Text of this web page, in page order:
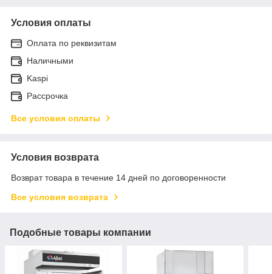
Условия оплаты
Оплата по реквизитам
Наличными
Kaspi
Рассрочка
Все условия оплаты
Условия возврата
Возврат товара в течение 14 дней по договоренности
Все условия возврата
Подобные товары компании